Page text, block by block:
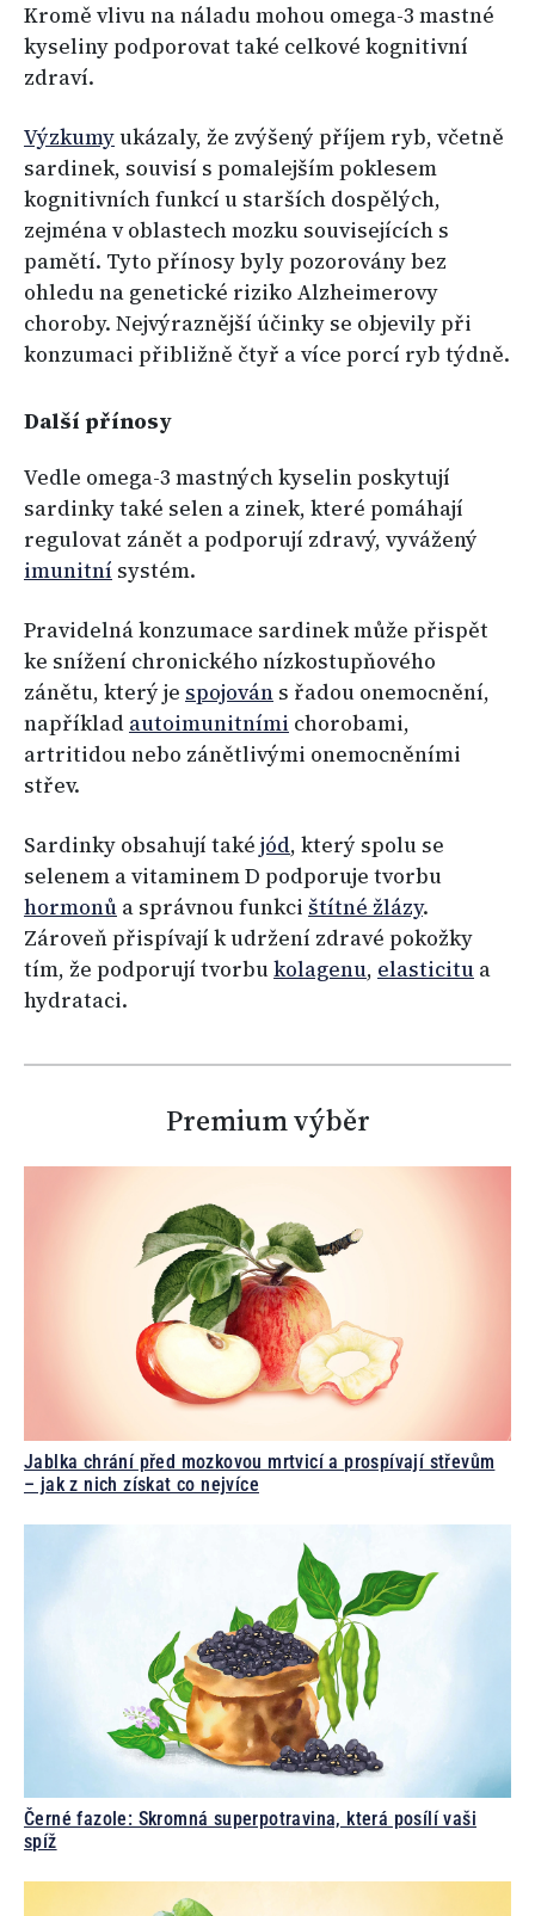
Kromě vlivu na náladu mohou omega-3 mastné
kyseliny podporovat také celkové kognitivní
zdraví.
Výzkumyukázaly, že zvýšený příjem ryb, včetně
sardinek, souvisí s pomalejším poklesem
kognitivních funkcí u starších dospělých,
zejména v oblastech mozku souvisejících s
pamětí. Tyto přínosy byly pozorovány bez
ohledu na genetické riziko Alzheimerovy
choroby. Nejvýraznější účinky se objevily při
konzumaci přibližně čtyř a více porcí ryb týdně.
Další přínosy
Vedle omega-3 mastných kyselin poskytují
sardinky také selen a zinek, které pomáhají
regulovat zánět a podporují zdravý, vyvážený
imunitní systém.
Pravidelná konzumace sardinek může přispět
ke snížení chronického nízkostupňového
zánětu, který je spojován s řadou onemocnění,
například autoimunitními chorobami,
artritidou nebo zánětlivými onemocněními
střev.
Sardinky obsahují také jód, který spolu se
selenem a vitaminem D podporuje tvorbu
hormonů a správnou funkci štítné žlázy.
Zároveň přispívají k udržení zdravé pokožky
tím, že podporují tvorbukolagenu, elasticitu a
hydrataci.
Premium výběr
Jablka chrání před mozkovou mrtvicí a prospívají střevům
– jak z nich získat co nejvíce
Černé fazole: Skromná superpotravina, která posílí vaši
spíž